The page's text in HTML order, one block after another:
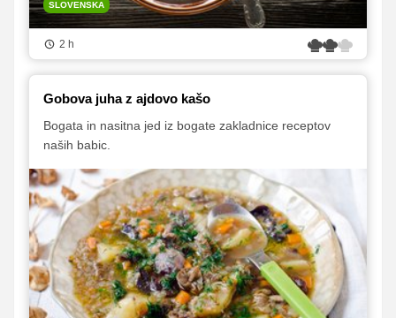
SLOVENSKA
2 h
Gobova juha z ajdovo kašo
Bogata in nasitna jed iz bogate zakladnice receptov
naših babic.